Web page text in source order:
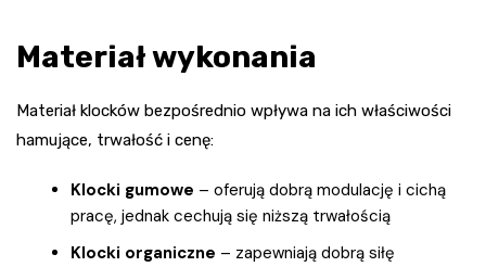
Materiał wykonania
Materiał klocków bezpośrednio wpływa na ich właściwości
hamujące, trwałość i cenę:
Klocki gumowe – oferują dobrą modulację i cichą
pracę, jednak cechują się niższą trwałością
Klocki organiczne – zapewniają dobrą siłę